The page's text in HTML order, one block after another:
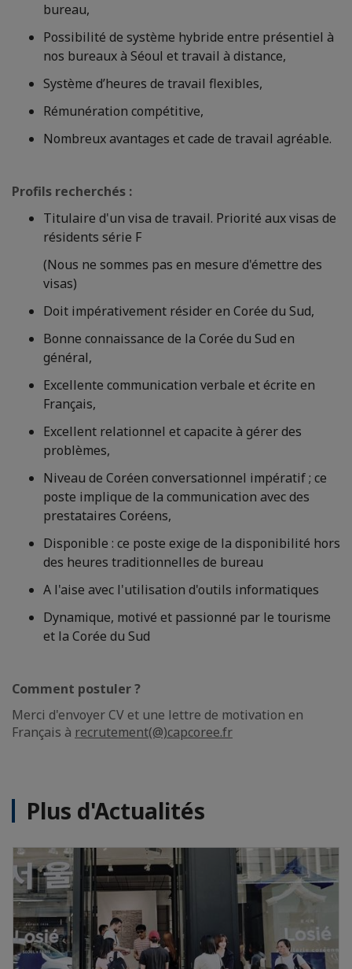
bureau,
Possibilité de système hybride entre présentiel à
nos bureaux à Séoul et travail à distance,
Système d’heures de travail flexibles,
Rémunération compétitive,
Nombreux avantages et cade de travail agréable.
Profils recherchés :
Titulaire d'un visa de travail. Priorité aux visas de
résidents série F
(Nous ne sommes pas en mesure d'émettre des
visas)
Doit impérativement résider en Corée du Sud,
Bonne connaissance de la Corée du Sud en
général,
Excellente communication verbale et écrite en
Français,
Excellent relationnel et capacite à gérer des
problèmes,
Niveau de Coréen conversationnel impératif ; ce
poste implique de la communication avec des
prestataires Coréens,
Disponible : ce poste exige de la disponibilité hors
des heures traditionnelles de bureau
A l'aise avec l'utilisation d'outils informatiques
Dynamique, motivé et passionné par le tourisme
et la Corée du Sud
Comment postuler ?
Merci d'envoyer CV et une lettre de motivation en
Français à recrutement(@)capcoree.fr
Plus d'Actualités